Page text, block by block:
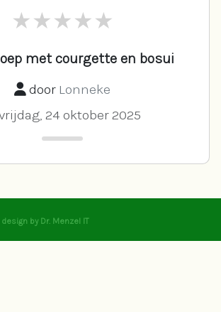
met courgette en bosui
door Lonneke
24 oktober 2025
by Dr. Menzel IT